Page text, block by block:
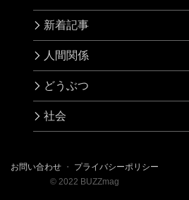
新着記事
人間関係
どうぶつ
社会
お問い合わせ ・ プライバシーポリシー
© 2022 BUZZmag